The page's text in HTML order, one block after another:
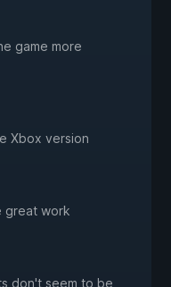
game more
Xbox version
great work
don't seem to be